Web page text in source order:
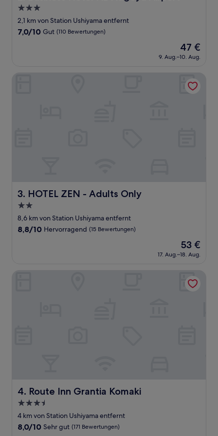
3.0-
Sterne-
Unterkunft
2,1 km von Station Ushiyama entfernt
7.0
Bewertungen)
7,0/10 Gut (110 Bewertungen)
Der
Preis
beträgt
47 €
9. Aug.–10. Aug.
3. HOTEL ZEN - Adults Only
HOTEL ZEN - Adults Only
2.0-
Sterne-
Unterkunft
8,6 km von Station Ushiyama entfernt
8.8
Bewertungen)
8,8/10 Hervorragend (15 Bewertungen)
Der
Preis
beträgt
53 €
17. Aug.–18. Aug.
4. Route Inn Grantia Komaki
Route Inn Grantia Komaki
3.5-
Sterne-
Unterkunft
4 km von Station Ushiyama entfernt
8.0
8,0/10 Sehr gut (171 Bewertungen)